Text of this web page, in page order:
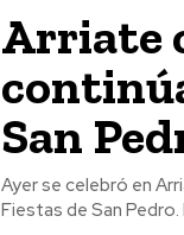
Arriate
San
Ayer se celebró en
Fiestas de San